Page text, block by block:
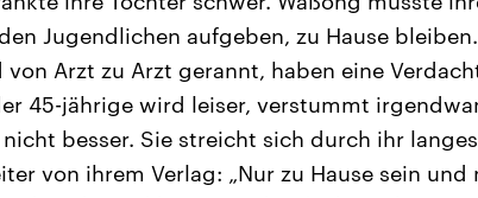
Jugendlichen aufgeben, zu Hause
von Arzt zu Arzt gerannt, haben eine
45-jährige wird leiser, verstummt
besser. Sie streicht sich durch ihr
von ihrem Verlag: „Nur zu Hause sein und